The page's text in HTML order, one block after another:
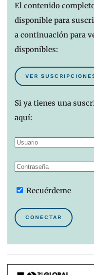
El contenido
disponible para
a continuación para
disponibles:
VER
Si ya tienes una
aquí:
Recuérdeme
CONECTAR